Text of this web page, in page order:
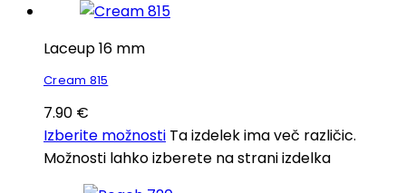
Laceup 16 mm
Cream 815
7.90 €
Izberite možnosti Ta izdelek ima več različic.
Možnosti lahko izberete na strani izdelka